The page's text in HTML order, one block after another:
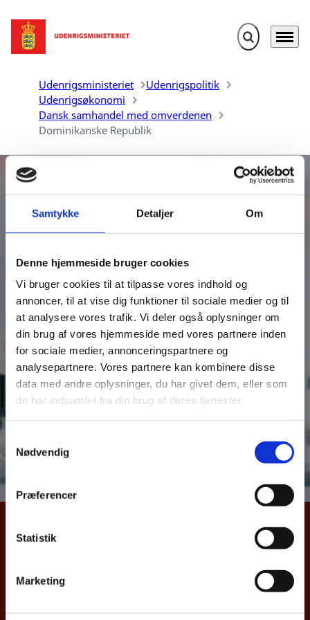
Samtykke Detaljer Om
Denne hjemmeside bruger cookies
Vi bruger cookies til at tilpasse vores indhold og
annoncer, til at vise dig funktioner til sociale medier og til
at analysere vores trafik. Vi deler også oplysninger om
din brug af vores hjemmeside med vores partnere inden
for sociale medier, annonceringspartnere og
analysepartnere. Vores partnere kan kombinere disse
data med andre oplysninger, du har givet dem, eller som
de har indsamlet fra din brug af deres tjenester.
t
y
Nødvendig
Præferencer
Statistik
Marketing
Gå til forsiden Fold søgefelt
Menu
Udenrigsministeriet
Udenrigspolitik
Udenrigsøkonomi
Dansk samhandel med omverdenen
Dominikanske Republik
Danmarks samhandel med
Dominikanske Republik
Udenrigsministeriet udarbejder aktuelle oversigter
over dansk samhandel med Danmarks vigtigste
eksportmarkeder. Samhandelsnotitsen giver et aktuelt
billede af Danmarks eks –og import samt direkte
investeringer til Dominikanske Republik. Notitsen
bygger på data fra Danmarks Statistik og
Nationalbanken.
Læs hele samhandelsnotitsen her
UDENRIGSMINISTERIET
1402 København K
Danmark